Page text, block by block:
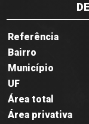
Referência
Bairro
Município
UF
Área total
Área privativa